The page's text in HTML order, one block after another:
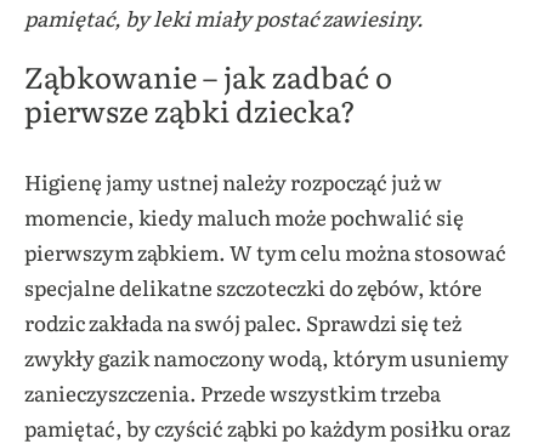
pamiętać, by leki miały postać zawiesiny.
Ząbkowanie – jak zadbać o
pierwsze ząbki dziecka?
Higienę jamy ustnej należy rozpocząć już w
momencie, kiedy maluch może pochwalić się
pierwszym ząbkiem. W tym celu można stosować
specjalne delikatne szczoteczki do zębów, które
rodzic zakłada na swój palec. Sprawdzi się też
zwykły gazik namoczony wodą, którym usuniemy
zanieczyszczenia. Przede wszystkim trzeba
pamiętać, by czyścić ząbki po każdym posiłku oraz